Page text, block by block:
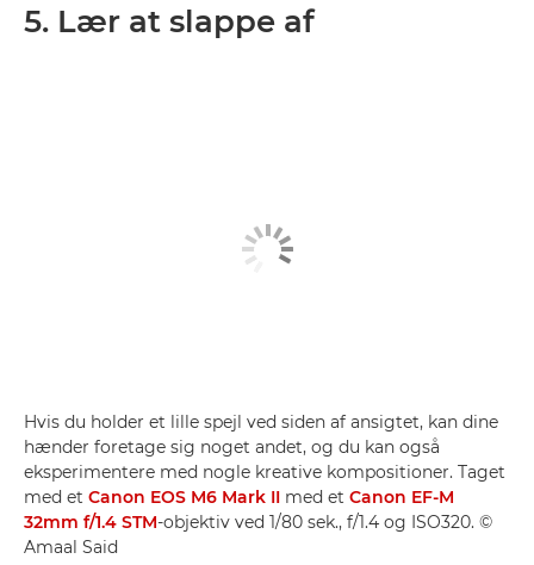
5. Lær at slappe af
Hvis du holder et lille spejl ved siden af ansigtet, kan dine
hænder foretage sig noget andet, og du kan også
eksperimentere med nogle kreative kompositioner. Taget
med et Canon EOS M6 Mark II med et Canon EF-M
32mm f/1.4 STM-objektiv ved 1/80 sek., f/1.4 og ISO320. ©
Amaal Said